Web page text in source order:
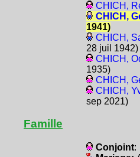
CHICH,
CHICH,
1941)
CHICH,
28 juil 1942)
CHICH,
1935)
CHICH,
CHICH,
sep 2021)
Famille
Conjoint: